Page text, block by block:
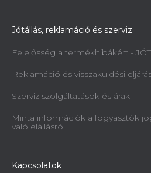
Jótállás, reklamáció és szerviz
Felelősség a termékhibákért -
Reklamáció és visszaküldési
Szerviz szolgáltatások és árak
Minta információk a fogyasztók
való elállásról
Kapcsolatok